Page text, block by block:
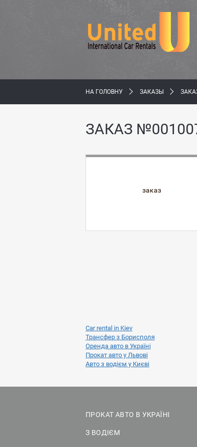
НА ГОЛОВНУ ЗАКАЗЫ
ЗАКАЗ
заказ
Car rental in Kiev
Трансфер з Борисполя
Оренда авто в Україні
Прокат авто у Львові
Авто з водієм у Києві
ПРОКАТ АВТО В УКРАЇНІ
З ВОДІЄМ